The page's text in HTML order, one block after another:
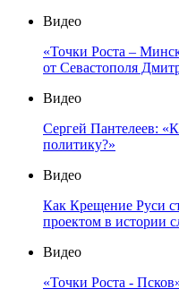
Видео
«Точки Роста –
от Севастополя
Видео
Сергей Пантелеев:
политику?»
Видео
Как Крещение Руси
проектом в истории
Видео
«Точки Роста -